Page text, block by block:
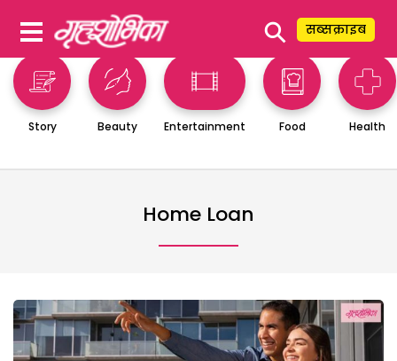
⚲ सब्सक्राइब
Story Beauty Entertainment Food Health
Home Loan